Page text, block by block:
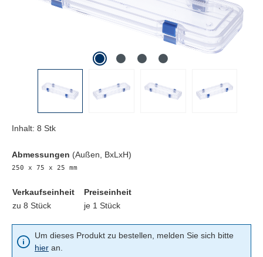
Inhalt: 8 Stk
Abmessungen (Außen, BxLxH)
250 x 75 x 25 mm
Verkaufseinheit
Preiseinheit
zu 8 Stück
je 1 Stück
Um dieses Produkt zu bestellen, melden Sie sich bitte
hier an.